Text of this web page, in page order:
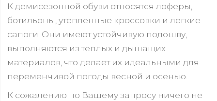
К демисезонной обуви относятся лоферы,
ботильоны, утепленные кроссовки и легкие
сапоги. Они имеют устойчивую подошву,
выполняются из теплых и дышащих
материалов, что делает их идеальными для
переменчивой погоды весной и осенью.
К сожалению по Вашему запросу ничего не